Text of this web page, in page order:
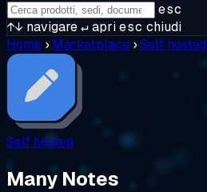
esc
↑↓ navigare↵apriesc chiudi
Home › Marketplace ›Self hosted
Self hosted
Many Notes